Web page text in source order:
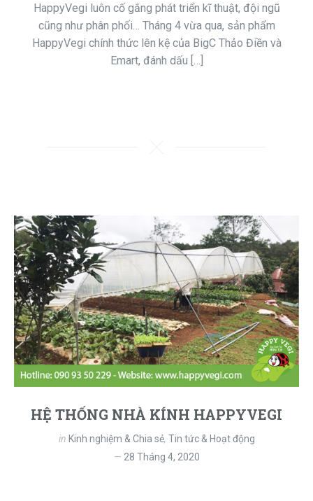
HappyVegi luôn cố gắng phát triển kĩ thuật, đội ngũ
cũng như phân phối… Tháng 4 vừa qua, sản phẩm
HappyVegi chính thức lên kệ của BigC Thảo Điền và
Emart, đánh dấu […]
HỆ THỐNG NHÀ KÍNH HAPPYVEGI
in Kinh nghiệm & Chia sẻ, Tin tức & Hoạt động
28 Tháng 4, 2020